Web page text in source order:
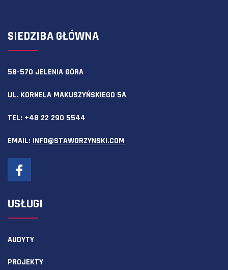
SIEDZIBA GŁÓWNA
58-570 JELENIA GÓRA
UL. KORNELA MAKUSZYŃSKIEGO 5A
TEL: +48 22 290 5544
EMAIL: INFO@STAWORZYNSKI.COM
USŁUGI
AUDYTY
PROJEKTY